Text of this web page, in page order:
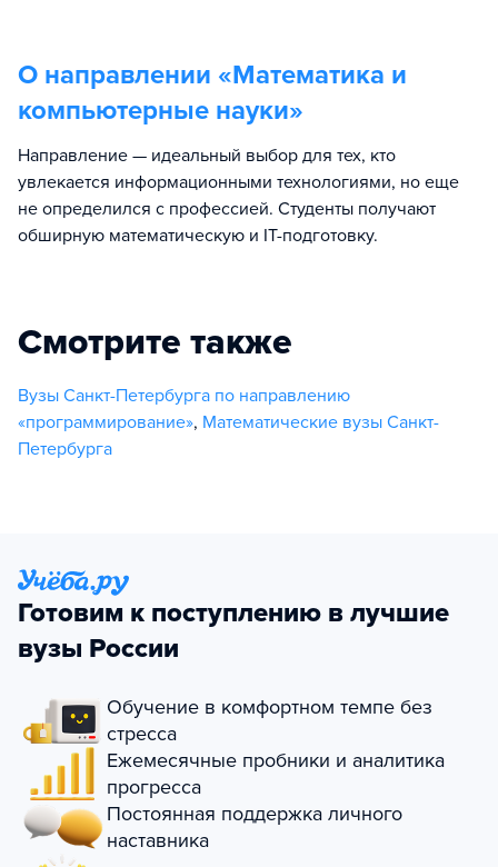
О направлении «Математика и
компьютерные науки»
Направление — идеальный выбор для тех, кто
увлекается информационными технологиями, но еще
не определился с профессией. Студенты получают
обширную математическую и IT-подготовку.
Смотрите также
Вузы Санкт-Петербурга по направлению
«программирование», Математические вузы Санкт-
Петербурга
Готовим к поступлению в лучшие
вузы России
Обучение в комфортном темпе без
стресса
Ежемесячные пробники и аналитика
прогресса
Постоянная поддержка личного
наставника